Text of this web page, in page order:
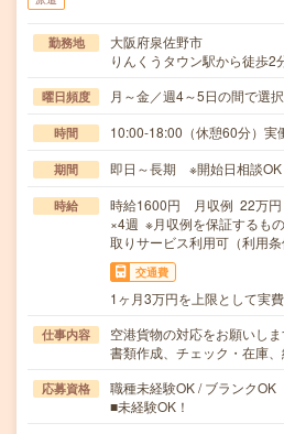
勤務地
大阪府泉佐野市
りんくうタウン駅から徒歩2
曜日頻度 月～金／週4～5日の間で選
時間 10:00-18:00（休憩60分）実
期間 即日～長期 ※開始日相談OK
時給
時給1600円 月収例 22万円
×4週 ※月収例を保証するも
取りサービス利用可（利用条
交通費
1ヶ月3万円を上限として実
仕事内容
空港貨物の対応をお願いし
書類作成、チェック・在庫
応募資格
職種未経験OK / ブランクOK
■未経験OK！